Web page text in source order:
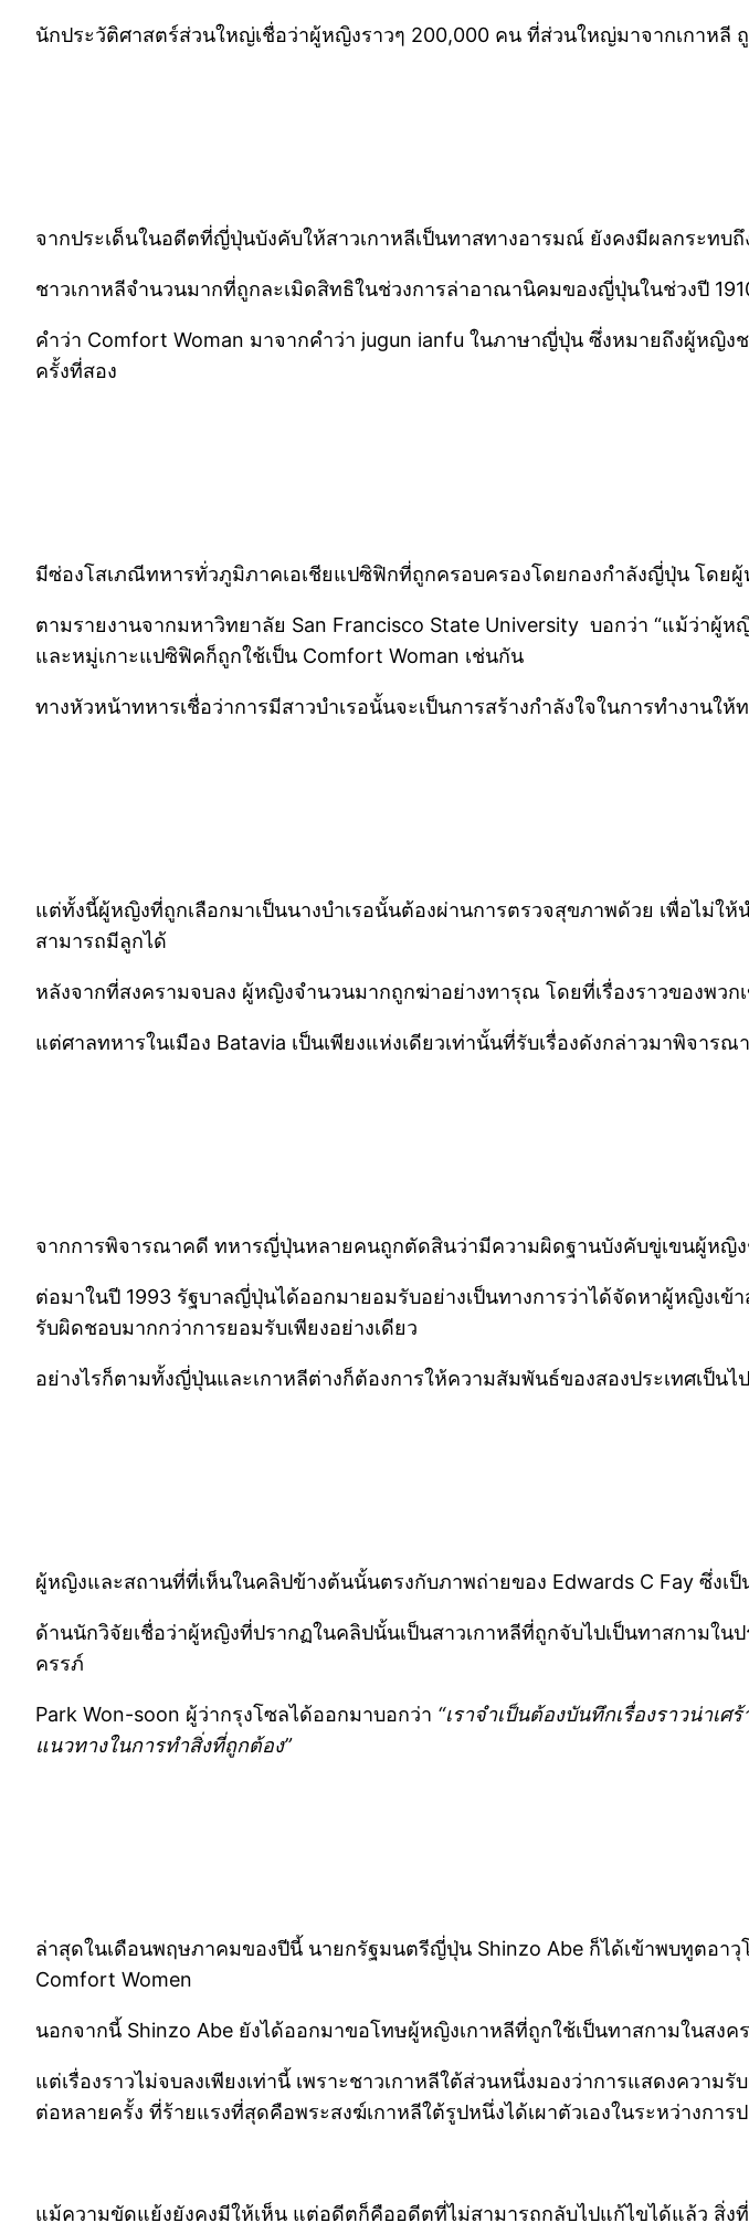
นักประวัติศาสตร์ส่วนใหญ่เชื่อว่าผู้หญิงราวๆ 200,000 คน ที่ส่วนใหญ่มาจากเกาหลี
จากประเด็นในอดีตที่ญี่ปุ่นบังคับให้สาวเกาหลีเป็นทาสทางอารมณ์ ยังคงมีผลกระท
ชาวเกาหลีจำนวนมากที่ถูกละเมิดสิทธิในช่วงการล่าอาณานิคมของญี่ปุ่นในช่วงปี
คำว่า Comfort Woman มาจากคำว่า jugun ianfu ในภาษาญี่ปุ่น ซึ่งหมายถึงผู้หญิ
ครั้งที่สอง
มีซ่องโสเภณีทหารทั่วภูมิภาคเอเชียแปซิฟิกที่ถูกครอบครองโดยกองกำลังญี่ปุ่น โด
ตามรายงานจากมหาวิทยาลัย San Francisco State University บอกว่า “แม้ว่า
และหมู่เกาะแปซิฟิคก็ถูกใช้เป็น Comfort Woman เช่นกัน
ทางหัวหน้าทหารเชื่อว่าการมีสาวบำเรอนั้นจะเป็นการสร้างกำลังใจในการทำงาน
แต่ทั้งนี้ผู้หญิงที่ถูกเลือกมาเป็นนางบำเรอนั้นต้องผ่านการตรวจสุขภาพด้วย เพื่อไม่
สามารถมีลูกได้
หลังจากที่สงครามจบลง ผู้หญิงจำนวนมากถูกฆ่าอย่างทารุณ โดยที่เรื่องราวของพวกเ
แต่ศาลทหารในเมือง Batavia เป็นเพียงแห่งเดียวเท่านั้นที่รับเรื่องดังกล่าวมาพิจาร
จากการพิจารณาคดี ทหารญี่ปุ่นหลายคนถูกตัดสินว่ามีความผิดฐานบังคับขู่เขนผู้หญิง
ต่อมาในปี 1993 รัฐบาลญี่ปุ่นได้ออกมายอมรับอย่างเป็นทางการว่าได้จัดหาผู้หญิงเ
รับผิดชอบมากกว่าการยอมรับเพียงอย่างเดียว
อย่างไรก็ตามทั้งญี่ปุ่นและเกาหลีต่างก็ต้องการให้ความสัมพันธ์ของสองประเทศเป็น
ผู้หญิงและสถานที่ที่เห็นในคลิปข้างต้นนั้นตรงกับภาพถ่ายของ Edwards C Fay ซึ่งเ
ด้านนักวิจัยเชื่อว่าผู้หญิงที่ปรากฏในคลิปนั้นเป็นสาวเกาหลีที่ถูกจับไปเป็นทาสกามใ
ครรภ์
Park Won-soon ผู้ว่ากรุงโซลได้ออกมาบอกว่า “เราจำเป็นต้องบันทึกเรื่องราวน่าเ
แนวทางในการทำสิ่งที่ถูกต้อง”
ล่าสุดในเดือนพฤษภาคมของปีนี้ นายกรัฐมนตรีญี่ปุ่น Shinzo Abe ก็ได้เข้าพบทูตอา
Comfort Women
นอกจากนี้ Shinzo Abe ยังได้ออกมาขอโทษผู้หญิงเกาหลีที่ถูกใช้เป็นทาสกามในสง
แต่เรื่องราวไม่จบลงเพียงเท่านี้ เพราะชาวเกาหลีใต้ส่วนหนึ่งมองว่าการแสดงควา
ต่อหลายครั้ง ที่ร้ายแรงที่สุดคือพระสงฆ์เกาหลีใต้รูปหนึ่งได้เผาตัวเองในระหว่างการ
แม้ความขัดแย้งยังคงมีให้เห็น แต่อดีตก็คืออดีตที่ไม่สามารถกลับไปแก้ไขได้แล้ว สิ่